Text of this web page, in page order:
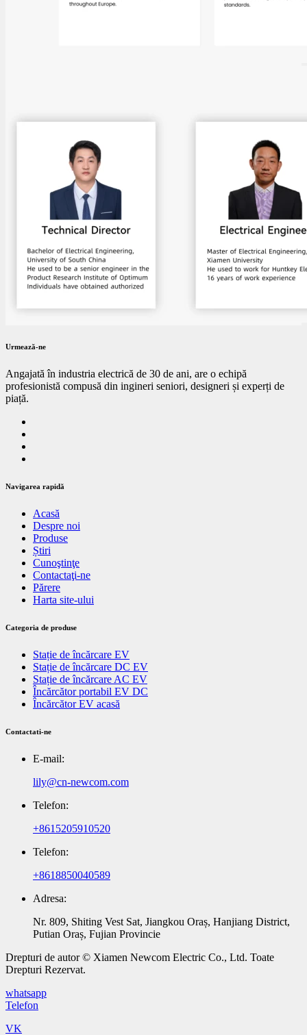
Urmează-ne
Angajată în industria electrică de 30 de ani, are o echipă
profesionistă compusă din ingineri seniori, designeri și experți de
piață.
Navigarea rapidă
Acasă
Despre noi
Produse
Știri
Cunoştinţe
Contactaţi-ne
Părere
Harta site-ului
Categoria de produse
Stație de încărcare EV
Stație de încărcare DC EV
Stație de încărcare AC EV
Încărcător portabil EV DC
Încărcător EV acasă
Contactati-ne
E-mail:
lily@cn-newcom.com
Telefon:
+8615205910520
Telefon:
+8618850040589
Adresa:
Nr. 809, Shiting Vest Sat, Jiangkou Oraș, Hanjiang District,
Putian Oraș, Fujian Provincie
Drepturi de autor © Xiamen Newcom Electric Co., Ltd. Toate
Drepturi Rezervat.
whatsapp
Telefon
VK